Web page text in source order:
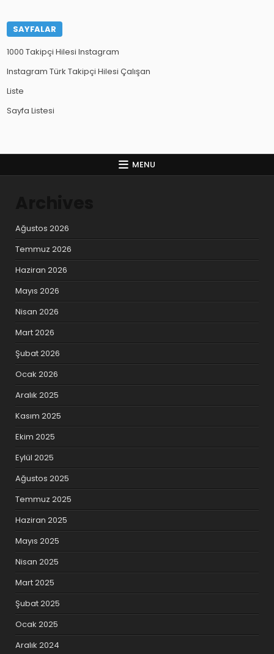
SAYFALAR
1000 Takipçi Hilesi Instagram
Instagram Türk Takipçi Hilesi Çalışan
Liste
Sayfa Listesi
MENU
Ağustos 2026
Temmuz 2026
Haziran 2026
Mayıs 2026
Nisan 2026
Mart 2026
Şubat 2026
Ocak 2026
Aralık 2025
Kasım 2025
Ekim 2025
Eylül 2025
Ağustos 2025
Temmuz 2025
Haziran 2025
Mayıs 2025
Nisan 2025
Mart 2025
Şubat 2025
Ocak 2025
Aralık 2024